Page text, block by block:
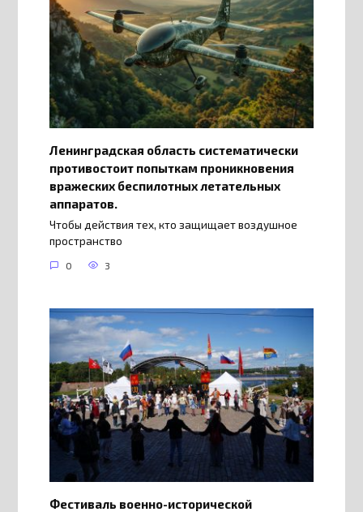
Ленинградская область систематически
противостоит попыткам проникновения
вражеских беспилотных летательных
аппаратов.
Чтобы действия тех, кто защищает воздушное
пространство
0 3
Фестиваль военно-исторической